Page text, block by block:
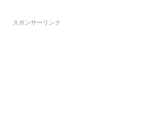
スポンサーリンク